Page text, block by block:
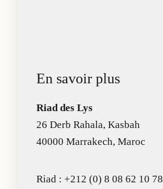
En savoir plus
Riad des Lys
26 Derb Rahala, Kasbah
40000 Marrakech, Maroc
Riad : +212 (0) 8 08 62 10 78